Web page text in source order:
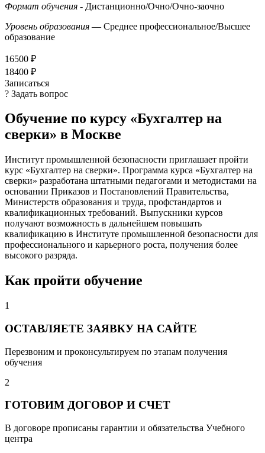
Формат обучения - Дистанционно/Очно/Очно-заочно
Уровень образования — Среднее профессиональное/Высшее
образование
16500 ₽
18400 ₽
Записаться
? Задать вопрос
Обучение по курсу «Бухгалтер на
сверки» в Москве
Институт промышленной безопасности приглашает пройти
курс «Бухгалтер на сверки». Программа курса «Бухгалтер на
сверки» разработана штатными педагогами и методистами на
основании Приказов и Постановлений Правительства,
Министерств образования и труда, профстандартов и
квалификационных требований. Выпускники курсов
получают возможность в дальнейшем повышать
квалификацию в Институте промышленной безопасности для
профессионального и карьерного роста, получения более
высокого разряда.
Как пройти обучение
1
ОСТАВЛЯЕТЕ ЗАЯВКУ НА САЙТЕ
Перезвоним и проконсультируем по этапам получения
обучения
2
ГОТОВИМ ДОГОВОР И СЧЕТ
В договоре прописаны гарантии и обязательства Учебного
центра